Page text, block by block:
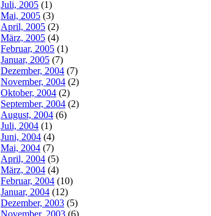
Juli, 2005 (1)
Mai, 2005 (3)
April, 2005 (2)
März, 2005 (4)
Februar, 2005 (1)
Januar, 2005 (7)
Dezember, 2004 (7)
November, 2004 (2)
Oktober, 2004 (2)
September, 2004 (2)
August, 2004 (6)
Juli, 2004 (1)
Juni, 2004 (4)
Mai, 2004 (7)
April, 2004 (5)
März, 2004 (4)
Februar, 2004 (10)
Januar, 2004 (12)
Dezember, 2003 (5)
November, 2003 (6)